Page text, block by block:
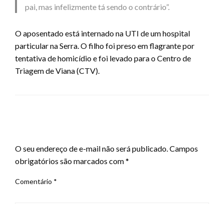
pai, mas infelizmente tá sendo o contrário”.
O aposentado está internado na UTI de um hospital
particular na Serra. O filho foi preso em flagrante por
tentativa de homicídio e foi levado para o Centro de
Triagem de Viana (CTV).
O seu endereço de e-mail não será publicado.Campos
obrigatórios são marcados com*
Comentário *